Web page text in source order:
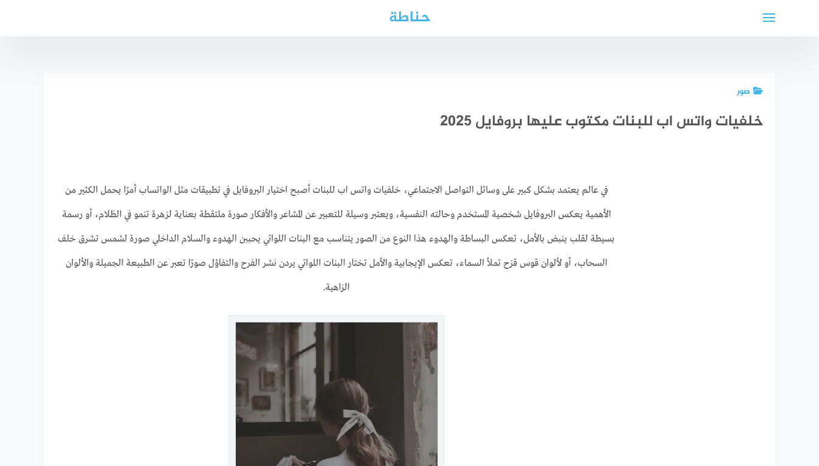
حناطة
صور
خلفيات واتس اب للبنات مكتوب عليها بروفايل 2025
في عالم يعتمد بشكل كبير على وسائل التواصل الاجتماعي، خلفيات واتس اب للبنات أصبح اختيار البروفايل في تطبيقات مثل الواتساب أمرًا يحمل الكثير من
الأهمية يعكس البروفايل شخصية المستخدم وحالته النفسية، ويعتبر وسيلة للتعبير عن المشاعر والأفكار صورة ملتقطة بعناية لزهرة تنمو في الظلام، أو رسمة
بسيطة لقلب ينبض بالأمل، تعكس البساطة والهدوء هذا النوع من الصور يتناسب مع البنات اللواتي يحببن الهدوء والسلام الداخلي صورة لشمس تشرق خلف
السحاب، أو لألوان قوس قزح تملأ السماء، تعكس الإيجابية والأمل تختار البنات اللواتي يردن نشر الفرح والتفاؤل صورًا تعبر عن الطبيعة الجميلة والألوان
الزاهية.